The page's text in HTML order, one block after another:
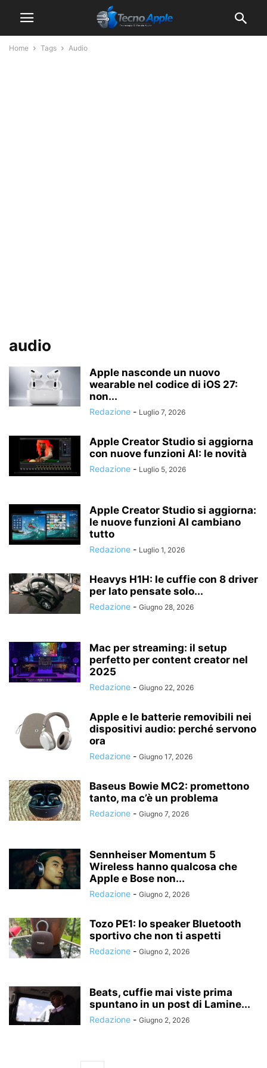
Home Tags Audio
audio
Apple nasconde un nuovo
wearable nel codice di iOS 27:
non...
Redazione - Luglio 7, 2026
Apple Creator Studio si aggiorna
con nuove funzioni AI: le novità
Redazione - Luglio 5, 2026
Apple Creator Studio si aggiorna:
le nuove funzioni AI cambiano
tutto
Redazione - Luglio 1, 2026
Heavys H1H: le cuffie con 8 driver
per lato pensate solo...
Redazione - Giugno 28, 2026
Mac per streaming: il setup
perfetto per content creator nel
2025
Redazione - Giugno 22, 2026
Apple e le batterie removibili nei
dispositivi audio: perché servono
ora
Redazione - Giugno 17, 2026
Baseus Bowie MC2: promettono
tanto, ma c’è un problema
Redazione - Giugno 7, 2026
Sennheiser Momentum 5
Wireless hanno qualcosa che
Apple e Bose non...
Redazione - Giugno 2, 2026
Tozo PE1: lo speaker Bluetooth
sportivo che non ti aspetti
Redazione - Giugno 2, 2026
Beats, cuffie mai viste prima
spuntano in un post di Lamine...
Redazione - Giugno 2, 2026